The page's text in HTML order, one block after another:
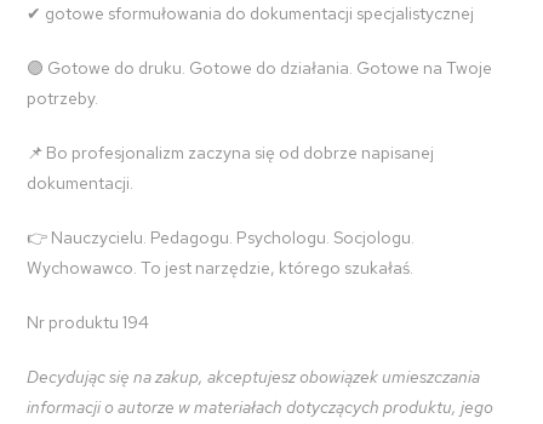
✔ gotowe sformułowania do dokumentacji specjalistycznej
🟣 Gotowe do druku. Gotowe do działania. Gotowe na Twoje
potrzeby.
📌 Bo profesjonalizm zaczyna się od dobrze napisanej
dokumentacji.
👉 Nauczycielu. Pedagogu. Psychologu. Socjologu.
Wychowawco. To jest narzędzie, którego szukałaś.
Nr produktu 194
Decydując się na zakup, akceptujesz obowiązek umieszczania
informacji o autorze w materiałach dotyczących produktu, jego